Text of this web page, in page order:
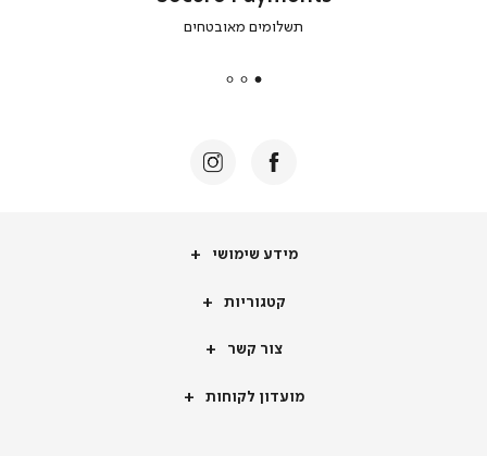
secure
תשלומים מאובטחים
מידע
מידע שימושי
קטגוריותקטגוריות
צור
צור קשר
מועדון
מועדון לקוחות